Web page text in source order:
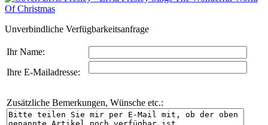
Unverbindliche Verfügbarkeitsanfrage
Ihr Name:
Ihre E-Mailadresse:
Zusätzliche Bemerkungen, Wünsche etc.: